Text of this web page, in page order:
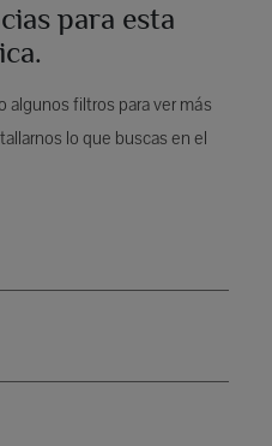
para esta
algunos filtros para ver más
lo que buscas en el